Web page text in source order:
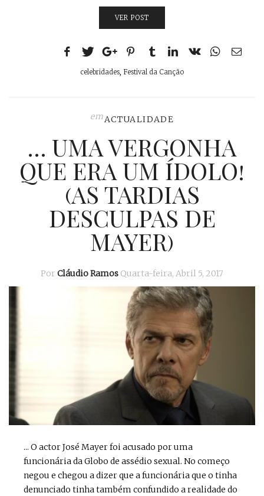
VER POST
celebridades, Festival da Canção
emACTUALIDADE
… UMA VERGONHA
QUE ERA UM ÍDOLO!
(AS TARDIAS
DESCULPAS DE
MAYER)
Por Cláudio Ramos Quarta-feira, Abril 5, 2017
... O actor José Mayer foi acusado por uma
funcionária da Globo de assédio sexual. No começo
negou e chegou a dizer que a funcionária que o tinha
denunciado tinha também confundido a realidade do